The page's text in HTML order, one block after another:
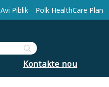
Avi Piblik Polk HealthCare Plan
Kontakte nou